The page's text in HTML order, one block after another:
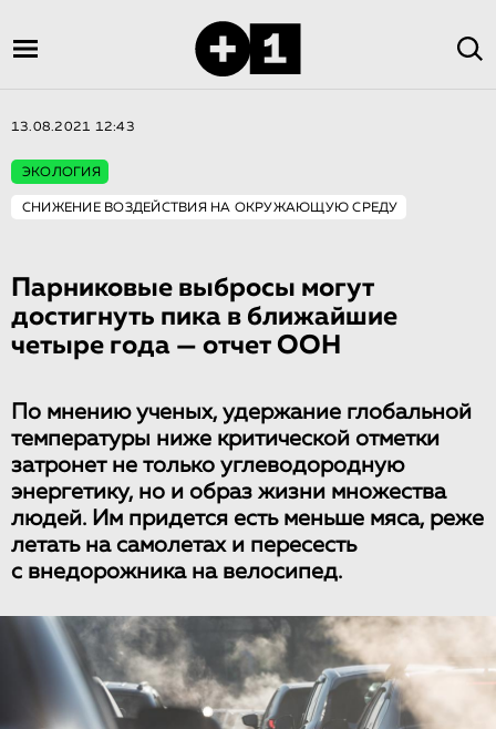
13.08.2021 12:43
ЭКОЛОГИЯ
СНИЖЕНИЕ ВОЗДЕЙСТВИЯ НА ОКРУЖАЮЩУЮ СРЕДУ
Парниковые выбросы могут
достигнуть пика в ближайшие
четыре года — отчет ООН
По мнению ученых, удержание глобальной
температуры ниже критической отметки
затронет не только углеводородную
энергетику, но и образ жизни множества
людей. Им придется есть меньше мяса, реже
летать на самолетах и пересесть
с внедорожника на велосипед.